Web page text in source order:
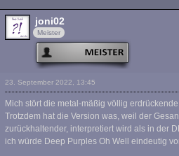
joni02
Meister
23. September 2022, 13:45
Mich stört die metal-mäßig völlig
Trotzdem hat die Version was, weil der
zurückhaltender, interpretiert wird als in der
ich würde Deep Purples Oh Well eindeutig